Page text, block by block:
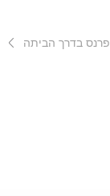
פרנס בדרך הביתה